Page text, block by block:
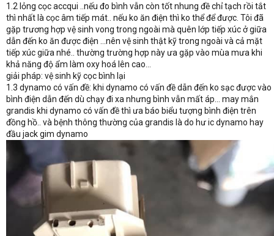
1.2 lỏng cọc accqui ..nếu đo bình vẫn còn tốt nhung đề chỉ tạch rồi tắt
thì nhất là cọc âm tiếp mát.. nếu ko ăn điện thì ko thể để được. Tôi đã
gặp trương hợp vệ sinh vong trong ngoài mà quên lớp tiếp xúc ở giữa
dẫn đến ko ăn được điện ...nên vệ sinh thật kỹ trong ngoài và cả mặt
tiếp xúc giữa nhé.. thường trường hợp này ưa gặp vào mùa mưa khi
khả năng độ ẩm làm oxy hoá lên cao...
giải pháp: vệ sinh kỹ cọc bình lại
1.3 dynamo có vấn đề: khi dynamo có vấn đề dẫn đến ko sạc được vào
bình điện dẫn đến dù chạy đi xa nhưng bình vẫn mất áp... may mắn
grandis khi dynamo có vấn đề thì ưa báo biểu tượng bình điện trên
đồng hồ.. và bệnh thông thường của grandis là do hư ic dynamo hay
đầu jack gim dynamo